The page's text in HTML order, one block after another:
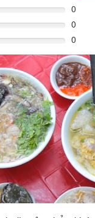
0
0
0